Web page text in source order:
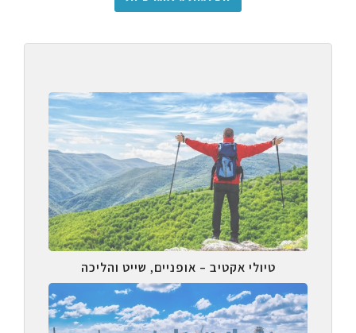
טיולי אקטיב – אופניים, שייט והליכה